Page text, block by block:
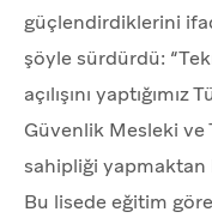
güçlendirdiklerini
şöyle sürdürdü:
açılışını
Güvenlik Mesleki ve
sahipliği
Bu lisede eğitim